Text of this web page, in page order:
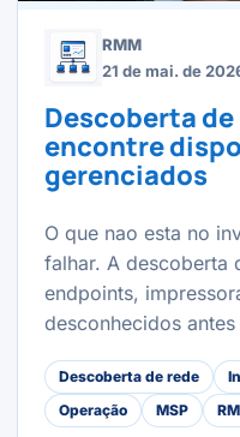
RMM
21 de mai. de
Descoberta de
encontre
gerenciados
O que nao esta no
falhar. A descoberta
endpoints,
desconhecidos
Descoberta de rede
Operação
MSP